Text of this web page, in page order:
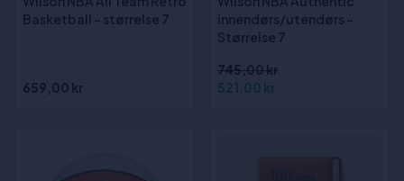
Basketball - størrelse 7
659,00 kr
innendørs/utendørs -
Størrelse 7
745,00 kr
521,00 kr